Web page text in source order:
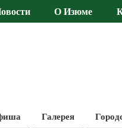
О Изюме
Галерея